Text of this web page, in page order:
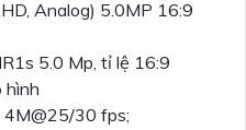
Analog) 5.0MP 16:9
5.0 Mp, tỉ lệ 16:9
hình
4M@25/30 fps;